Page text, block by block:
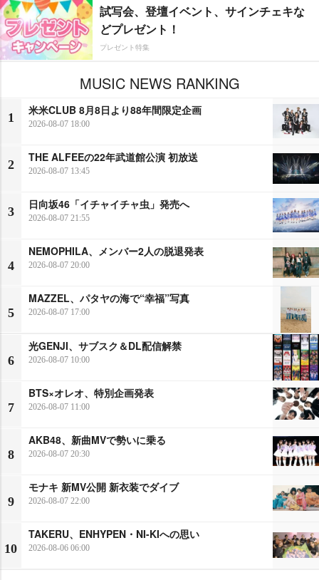
試写会、登壇イベント、サインチェキな
どプレゼント！
プレゼント特集
MUSIC NEWS RANKING
1
米米CLUB 8月8日より88年間限定企画
2026-08-07 18:00
2
THE ALFEEの22年武道館公演 初放送
2026-08-07 13:45
3
日向坂46「イチャイチャ虫」発売へ
2026-08-07 21:55
4
NEMOPHILA、メンバー2人の脱退発表
2026-08-07 20:00
5
MAZZEL、パタヤの海で“幸福”写真
2026-08-07 17:00
6
光GENJI、サブスク＆DL配信解禁
2026-08-07 10:00
7
BTS×オレオ、特別企画発表
2026-08-07 11:00
8
AKB48、新曲MVで勢いに乗る
2026-08-07 20:30
9
モナキ 新MV公開 新衣装でダイブ
2026-08-07 22:00
10
TAKERU、ENHYPEN・NI-KIへの思い
2026-08-06 06:00